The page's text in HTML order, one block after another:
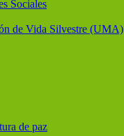
Sociales
de Vida Silvestre (UMA)
de paz